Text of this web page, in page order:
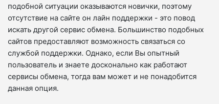
подобной ситуации оказываются новички, поэтому
отсутствие на сайте он лайн поддержки - это повод
искать другой сервис обмена. Большинство подобных
сайтов предоставляют возможность связаться со
службой поддержки. Однако, если Вы опытный
пользователь и знаете досконально как работают
сервисы обмена, тогда вам может и не понадобится
данная опция.